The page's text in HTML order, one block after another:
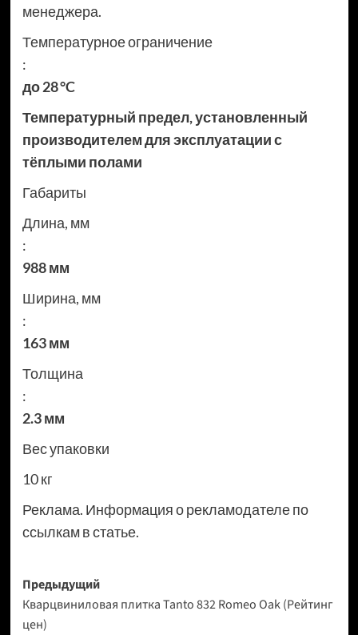
менеджера.
Температурное ограничение
:
до 28 °C
Температурный предел, установленный
производителем для эксплуатации с
тёплыми полами
Габариты
Длина, мм
:
988 мм
Ширина, мм
:
163 мм
Толщина
:
2.3 мм
Вес упаковки
10 кг
Реклама. Информация о рекламодателе по
ссылкам в статье.
Навигация
записи
Предыдущий
Кварцвиниловая плитка Tanto 832 Romeo Oak (Рейтинг
цен)